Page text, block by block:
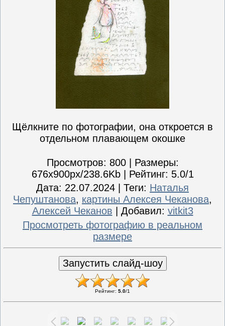
Щёлкните по фотографии, она откроется в
отдельном плавающем окошке
Просмотров: 800 | Размеры:
676x900px/238.6Kb | Рейтинг: 5.0/1
Дата: 22.07.2024 | Теги: Наталья
Чепуштанова, картины Алексея Чеканова,
Алексей Чеканов
Добавил: vitkit3
Просмотреть фотографию в реальном
размере
Рейтинг: 5.0/1